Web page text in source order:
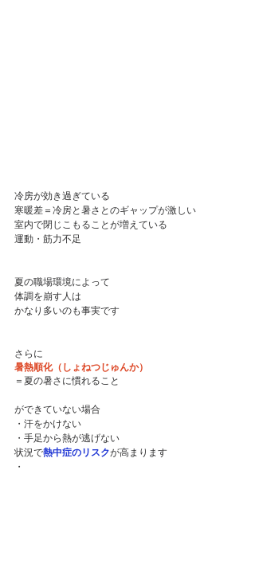
冷房が効き過ぎている
寒暖差＝冷房と暑さとのギャップが激しい
室内で閉じこもることが増えている
運動・筋力不足
夏の職場環境によって
体調を崩す人は
かなり多いのも事実です
さらに
暑熱順化（しょねつじゅんか）
＝夏の暑さに慣れること
ができていない場合
・汗をかけない
・手足から熱が逃げない
状況で熱中症のリスクが高まります
・